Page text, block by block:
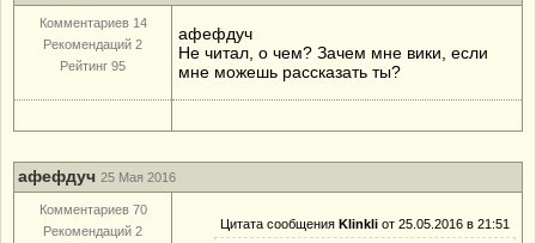
Комментариев 14
Рекомендаций 2
Рейтинг 95
афефдуч
Не читал, о чем? Зачем мне вики, если
мне можешь рассказать ты?
афефдуч 25 Мая 2016
Комментариев 70
Рекомендаций 2
Цитата сообщения Klinkli от 25.05.2016 в 21:51